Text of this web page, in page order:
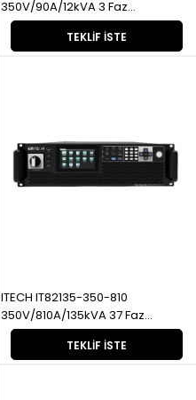
TEKLIF İSTE
350V/90A/12kVA 3 Faz
Rejeneratif
TEKLIF İSTE
ITECH IT82135-350-810
350V/810A/135kVA 37 Faz
Rejeneratif